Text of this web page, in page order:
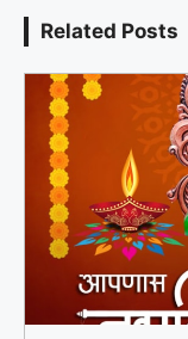
Related Posts